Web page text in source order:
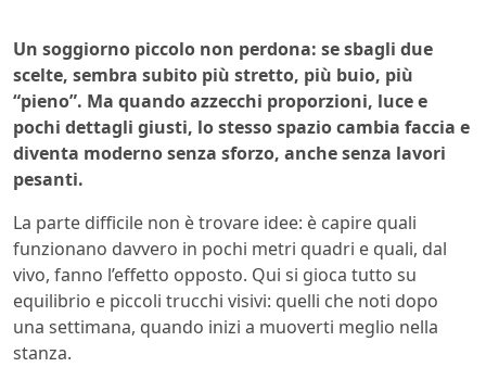
Un soggiorno piccolo non perdona: se sbagli due
scelte, sembra subito più stretto, più buio, più
“pieno”. Ma quando azzecchi proporzioni, luce e
pochi dettagli giusti, lo stesso spazio cambia faccia e
diventa moderno senza sforzo, anche senza lavori
pesanti.
La parte difficile non è trovare idee: è capire quali
funzionano davvero in pochi metri quadri e quali, dal
vivo, fanno l’effetto opposto. Qui si gioca tutto su
equilibrio e piccoli trucchi visivi: quelli che noti dopo
una settimana, quando inizi a muoverti meglio nella
stanza.